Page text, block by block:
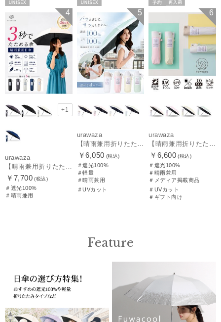
4
+1
urawaza
￥7,700 (税込)
＃遮光100%
＃晴雨兼用
5
urawaza
￥6,050 (税込)
＃遮光100%
＃軽量
＃晴雨兼用
＃UVカット
品
ギフト向けUNISEX
6
urawaza
￥6,600 (税込)
＃遮光100%
＃晴雨兼用
＃メディア掲載商品
＃UVカット
＃ギフト向け
Feature